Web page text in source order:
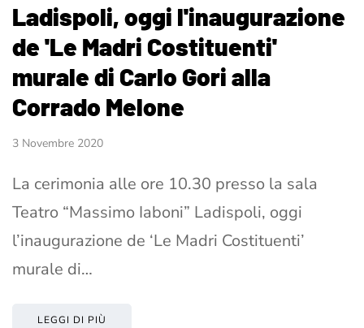
Ladispoli, oggi l'inaugurazione
de 'Le Madri Costituenti'
murale di Carlo Gori alla
Corrado Melone
3 Novembre 2020
La cerimonia alle ore 10.30 presso la sala
Teatro “Massimo Iaboni” Ladispoli, oggi
l’inaugurazione de ‘Le Madri Costituenti’
murale di…
LEGGI DI PIÙ